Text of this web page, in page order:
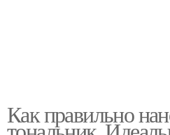
Как правильно